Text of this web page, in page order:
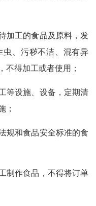
加工的食品及原料，发
虫、污秽不洁、混有异
不得加工或者使用；
等设施、设备，定期清
；
规和食品安全标准的食
制作食品，不得将订单